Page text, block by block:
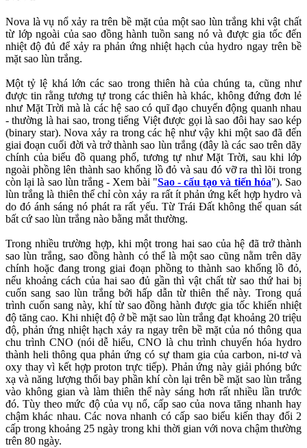
Nova là vụ nổ xảy ra trên bề mặt của một sao lùn trắng khi vật chất
từ lớp ngoài của sao đồng hành tuồn sang nó và được gia tốc đến
nhiệt độ đủ để xảy ra phản ứng nhiệt hạch của hydro ngay trên bề
mặt sao lùn trắng.
Một tỷ lệ khá lớn các sao trong thiên hà của chúng ta, cũng như
được tin rằng tương tự trong các thiên hà khác, không đứng đơn lẻ
như Mặt Trời mà là các hệ sao có quĩ đạo chuyển động quanh nhau
- thường là hai sao, trong tiếng Việt được gọi là sao đôi hay sao kép
(binary star). Nova xảy ra trong các hệ như vậy khi một sao đã đến
giai đoạn cuối đời và trở thành sao lùn trắng (đây là các sao trên dãy
chính của biểu đồ quang phổ, tương tự như Mặt Trời, sau khi lớp
ngoài phồng lên thành sao khổng lồ đỏ và sau đó vỡ ra thì lõi trong
còn lại là sao lùn trắng - Xem bài "Sao - cấu tạo và tiến hóa"). Sao
lùn trắng là thiên thể chỉ còn xảy ra rất ít phản ứng kết hợp hydro và
do đó ánh sáng nó phát ra rất yếu. Từ Trái Đất không thể quan sát
bất cứ sao lùn trắng nào bằng mắt thường.
Trong nhiều trường hợp, khi một trong hai sao của hệ đã trở thành
sao lùn trắng, sao đồng hành có thể là một sao cũng nằm trên dãy
chính hoặc đang trong giai đoạn phồng to thành sao khổng lồ đỏ,
nếu khoảng cách của hai sao đủ gần thì vật chất từ sao thứ hai bị
cuốn sang sao lùn trắng bởi hấp dẫn từ thiên thể này. Trong quá
trình cuốn sang này, khí từ sao đồng hành được gia tốc khiến nhiệt
độ tăng cao. Khi nhiệt độ ở bề mặt sao lùn trắng đạt khoảng 20 triệu
độ, phản ứng nhiệt hạch xảy ra ngay trên bề mặt của nó thông qua
chu trình CNO (nói dễ hiểu, CNO là chu trình chuyển hóa hydro
thành heli thông qua phản ứng có sự tham gia của carbon, ni-tơ và
oxy thay vì kết hợp proton trực tiếp). Phản ứng này giải phóng bức
xạ và năng lượng thổi bay phần khí còn lại trên bề mặt sao lùn trắng
vào không gian và làm thiên thể này sáng hơn rất nhiều lần trước
đó. Tùy theo mức độ của vụ nổ, cấp sao của nova tăng nhanh hay
chậm khác nhau. Các nova nhanh có cấp sao biểu kiến thay đổi 2
cấp trong khoảng 25 ngày trong khi thời gian với nova chậm thường
trên 80 ngày.